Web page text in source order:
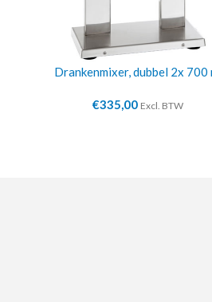
Drankenmixer, dubbel 2x 700
€335,00 Excl. BTW